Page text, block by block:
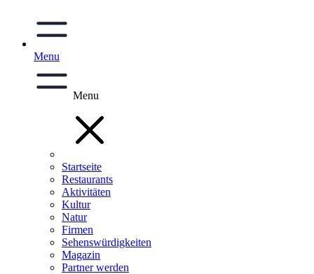
Menu
Menu
Startseite
Restaurants
Aktivitäten
Kultur
Natur
Firmen
Sehenswürdigkeiten
Magazin
Partner werden